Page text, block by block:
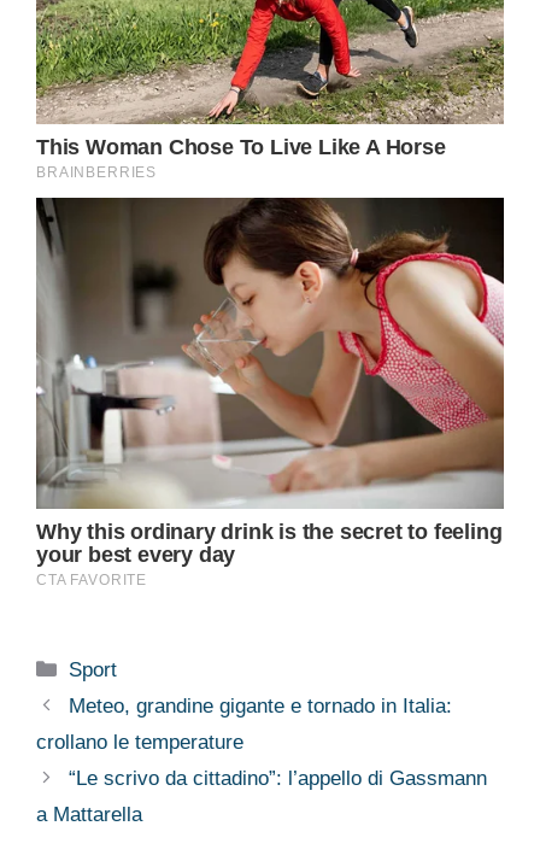
Categorie
Sport
Meteo, grandine gigante e tornado in Italia:
crollano le temperature
“Le scrivo da cittadino”: l’appello di Gassmann
a Mattarella